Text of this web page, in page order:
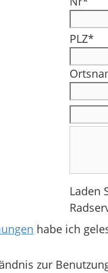
PLZ*
Laden
habe ich
zur